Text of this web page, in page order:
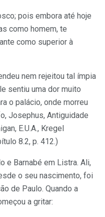
pois embora até hoje
como homem, te
como superior à
nem rejeitou tal ímpia
sentiu uma dor muito
o palácio, onde morreu
Josephus, Antiguidade
E.U.A., Kregel
8.2, p. 412.)
e Barnabé em Listra. Ali,
o seu nascimento, foi
de Paulo. Quando a
a gritar: